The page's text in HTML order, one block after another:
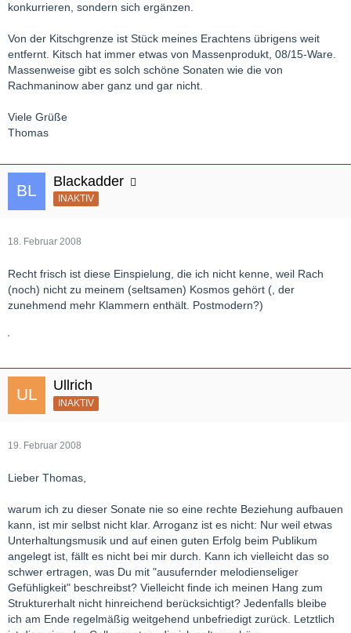
konkurrieren, sondern sich ergänzen.
Von der Kitschgrenze ist Stück meines Erachtens übrigens weit
entfernt. Kitsch hat immer etwas von Massenprodukt, 08/15-Ware.
Massenweise gibt es solch schöne Sonaten wie die von
Rachmaninow aber ganz und gar nicht.
Viele Grüße
Thomas
Blackadder
INAKTIV
18. Februar 2008
Recht frisch ist diese Einspielung, die ich nicht kenne, weil Rach
(noch) nicht zu meinem (seltsamen) Kosmos gehört (, der
zunehmend mehr Klammern enthält. Postmodern?)
Ullrich
INAKTIV
19. Februar 2008
Lieber Thomas,
warum ich zu dieser Sonate nie so eine rechte Beziehung aufbauen
kann, ist mir selbst nicht klar. Arroganz ist es nicht: Nur weil etwas
Unterhaltungsmusik und auf einen guten Erfolg beim Publikum
angelegt ist, fällt es nicht bei mir durch. Kann ich vielleicht das so
schwer ertragen, was Du mit "ausufernder melodienseliger
Gefühligkeit" beschreibst? Vielleicht finde ich meinen Hang zum
Strukturerhalt nicht hinreichend berücksichtigt? Jedenfalls bleibe
ich am Ende regelmäßig weitgehend unbefriedigt zurück. Letztlich